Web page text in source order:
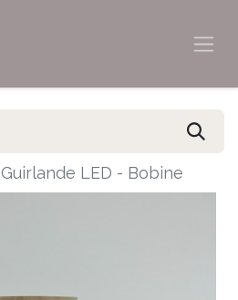
Guirlande LED - Bobine